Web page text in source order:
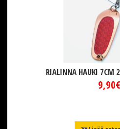
RIALINNA HAUKI 7CM
9,90€